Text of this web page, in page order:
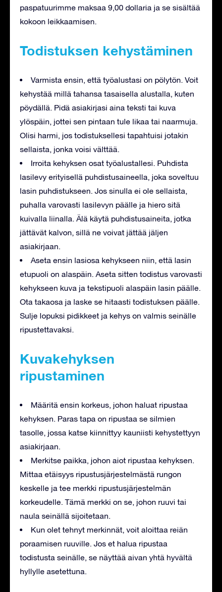
paspatuurimme maksaa 9,00 dollaria ja se sisältää
kokoon leikkaamisen.
Todistuksen kehystäminen
Varmista ensin, että työalustasi on pölytön. Voit
kehystää millä tahansa tasaisella alustalla, kuten
pöydällä. Pidä asiakirjasi aina teksti tai kuva
ylöspäin, jottei sen pintaan tule likaa tai naarmuja.
Olisi harmi, jos todistuksellesi tapahtuisi jotakin
sellaista, jonka voisi välttää.
Irroita kehyksen osat työalustallesi. Puhdista
lasilevy erityisellä puhdistusaineella, joka soveltuu
lasin puhdistukseen. Jos sinulla ei ole sellaista,
puhalla varovasti lasilevyn päälle ja hiero sitä
kuivalla liinalla. Älä käytä puhdistusaineita, jotka
jättävät kalvon, sillä ne voivat jättää jäljen
asiakirjaan.
Aseta ensin lasiosa kehykseen niin, että lasin
etupuoli on alaspäin. Aseta sitten todistus varovasti
kehykseen kuva ja tekstipuoli alaspäin lasin päälle.
Ota takaosa ja laske se hitaasti todistuksen päälle.
Sulje lopuksi pidikkeet ja kehys on valmis seinälle
ripustettavaksi.
Kuvakehyksen
ripustaminen
Määritä ensin korkeus, johon haluat ripustaa
kehyksen. Paras tapa on ripustaa se silmien
tasolle, jossa katse kiinnittyy kauniisti kehystettyyn
asiakirjaan.
Merkitse paikka, johon aiot ripustaa kehyksen.
Mittaa etäisyys ripustusjärjestelmästä rungon
keskelle ja tee merkki ripustusjärjestelmän
korkeudelle. Tämä merkki on se, johon ruuvi tai
naula seinällä sijoitetaan.
Kun olet tehnyt merkinnät, voit aloittaa reiän
poraamisen ruuville. Jos et halua ripustaa
todistusta seinälle, se näyttää aivan yhtä hyvältä
hyllylle asetettuna.